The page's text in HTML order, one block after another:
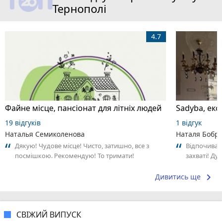
Тернополі
Файне місце, пансіонат для літніх людей
4.7
19 відгуків
Наталья Семиколенова
Дякую! Чудове місце! Чисто, затишно, все з
посмішкою. Рекомендую! То тримати!
Sadyba,
1 відгук
Наталя
захваті!
Дивитись ще keyboard_arrow_right
СВІЖИЙ ВИПУСК